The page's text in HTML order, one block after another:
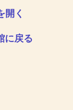
開く
に戻る